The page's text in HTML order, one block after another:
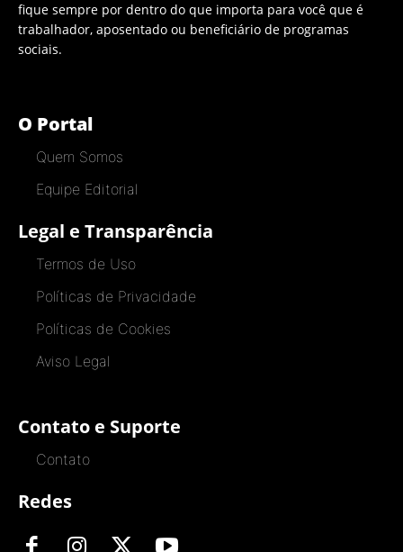
fique sempre por dentro do que importa para você que é
trabalhador, aposentado ou beneficiário de programas
sociais.
O Portal
Quem Somos
Equipe Editorial
Legal e Transparência
Termos de Uso
Políticas de Privacidade
Políticas de Cookies
Aviso Legal
Contato e Suporte
Contato
Redes